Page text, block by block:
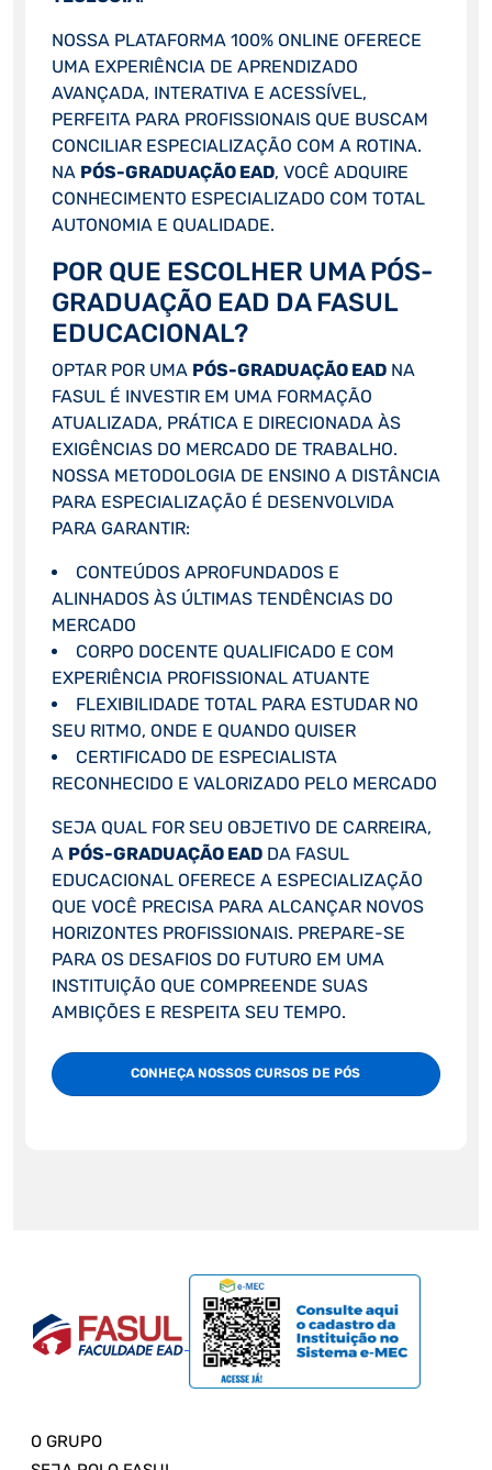
NOSSA PLATAFORMA 100% ONLINE OFERECE
UMA EXPERIÊNCIA DE APRENDIZADO
AVANÇADA, INTERATIVA E ACESSÍVEL,
PERFEITA PARA PROFISSIONAIS QUE BUSCAM
CONCILIAR ESPECIALIZAÇÃO COM A ROTINA.
NA PÓS-GRADUAÇÃO EAD, VOCÊ ADQUIRE
CONHECIMENTO ESPECIALIZADO COM TOTAL
AUTONOMIA E QUALIDADE.
POR QUE ESCOLHER UMA PÓS-
GRADUAÇÃO EAD DA FASUL
EDUCACIONAL?
OPTAR POR UMA PÓS-GRADUAÇÃO EADNA
FASUL É INVESTIR EM UMA FORMAÇÃO
ATUALIZADA, PRÁTICA E DIRECIONADA ÀS
EXIGÊNCIAS DO MERCADO DE TRABALHO.
NOSSA METODOLOGIA DE ENSINO A DISTÂNCIA
PARA ESPECIALIZAÇÃO É DESENVOLVIDA
PARA GARANTIR:
CONTEÚDOS APROFUNDADOS E
ALINHADOS ÀS ÚLTIMAS TENDÊNCIAS DO
MERCADO
CORPO DOCENTE QUALIFICADO E COM
EXPERIÊNCIA PROFISSIONAL ATUANTE
FLEXIBILIDADE TOTAL PARA ESTUDAR NO
SEU RITMO, ONDE E QUANDO QUISER
CERTIFICADO DE ESPECIALISTA
RECONHECIDO E VALORIZADO PELO MERCADO
SEJA QUAL FOR SEU OBJETIVO DE CARREIRA,
A PÓS-GRADUAÇÃO EADDA FASUL
EDUCACIONAL OFERECE A ESPECIALIZAÇÃO
QUE VOCÊ PRECISA PARA ALCANÇAR NOVOS
HORIZONTES PROFISSIONAIS. PREPARE-SE
PARA OS DESAFIOS DO FUTURO EM UMA
INSTITUIÇÃO QUE COMPREENDE SUAS
AMBIÇÕES E RESPEITA SEU TEMPO.
CONHEÇA NOSSOS CURSOS DE PÓS
O GRUPO